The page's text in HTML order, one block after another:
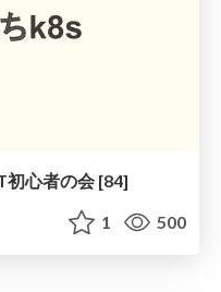
初心者の会 [84]
1 500